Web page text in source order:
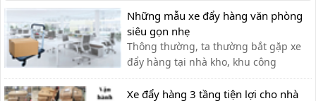
Những mẫu xe đẩy hàng văn phòng
siêu gọn nhẹ
Thông thường, ta thường bắt gặp xe
đẩy hàng tại nhà kho, khu công
nghiệp, siêu thị,… với lượng hàng hóa
cần di chuyển lớn. Tuy nhiên, xe đẩy
Xe đẩy hàng 3 tầng tiện lợi cho nhà